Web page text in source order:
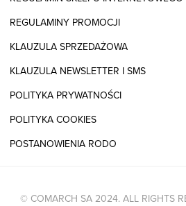
REGULAMINY PROMOCJI
KLAUZULA SPRZEDAŻOWA
KLAUZULA NEWSLETTER I SMS
POLITYKA PRYWATNOŚCI
POLITYKA COOKIES
POSTANOWIENIA RODO
© COMARCH SA 2024. ALL RIGHTS